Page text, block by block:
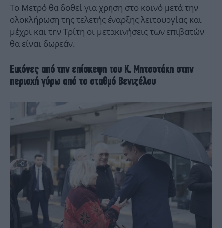
Το Μετρό θα δοθεί για χρήση στο κοινό μετά την
ολοκλήρωση της τελετής έναρξης λειτουργίας και
μέχρι και την Τρίτη οι μετακινήσεις των επιβατών
θα είναι δωρεάν.
Εικόνες από την επίσκεψη του Κ. Μητσοτάκη στην
περιοχή γύρω από το σταθμό Βενιζέλου